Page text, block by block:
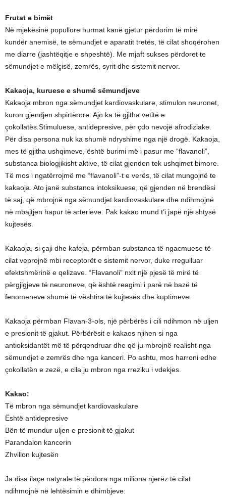
Frutat e bimët
Në mjekësinë popullore hurmat kanë gjetur përdorim të mirë
kundër anemisë, te sëmundjet e aparatit tretës, të cilat shoqërohen
me diarre (jashtëqitje e shpeshtë). Me mjaft sukses përdoret te
sëmundjet e mëlçisë, zemrës, syrit dhe sistemit nervor.
Kakaoja, kuruese e shumë sëmundjeve
Kakaoja mbron nga sëmundjet kardiovaskulare, stimulon neuronet,
kuron gjendjen shpirtërore. Ajo ka të gjitha vetitë e
çokollatës.Stimuluese, antidepresive, për çdo nevojë afrodiziake.
Për disa persona nuk ka shumë ndryshime nga një drogë. Kakaoja,
mes të gjitha ushqimeve, është burimi më i pasur me “flavanoli”,
substanca biologjikisht aktive, të cilat gjenden tek ushqimet bimore.
Të mos i ngatërrojmë me “flavanoli”-t e verës, të cilat mungojnë te
kakaoja. Ato janë substanca intoksikuese, që gjenden në brendësi
të saj, që mbrojnë nga sëmundjet kardiovaskulare dhe ndihmojnë
në mbajtjen hapur të arterieve. Pak kakao mund t‘i japë një shtysë
kujtesës.
Kakaoja, si çaji dhe kafeja, përmban substanca të ngacmuese të
cilat veprojnë mbi receptorët e sistemit nervor, duke rregulluar
efektshmërinë e qelizave. “Flavanoli” nxit një pjesë të mirë të
përgjigjeve të neuroneve, që është reagimi i parë në bazë të
fenomeneve shumë të vështira të kujtesës dhe kuptimeve.
Kakaoja përmban Flavan-3-ols, një përbërës i cili ndihmon në uljen
e presionit të gjakut. Përbërësit e kakaos njihen si nga
antioksidantët më të përqendruar dhe që ju mbrojnë realisht nga
sëmundjet e zemrës dhe nga kanceri. Po ashtu, mos harroni edhe
çokollatën e zezë, e cila ju mbron nga rreziku i vdekjes.
Kakao:
Të mbron nga sëmundjet kardiovaskulare
Është antidepresive
Bën të mundur uljen e presionit të gjakut
Parandalon kancerin
Zhvillon kujtesën
Ja disa ilaçe natyrale të përdora nga miliona njerëz të cilat
ndihmojnë në lehtësimin e dhimbjeve: